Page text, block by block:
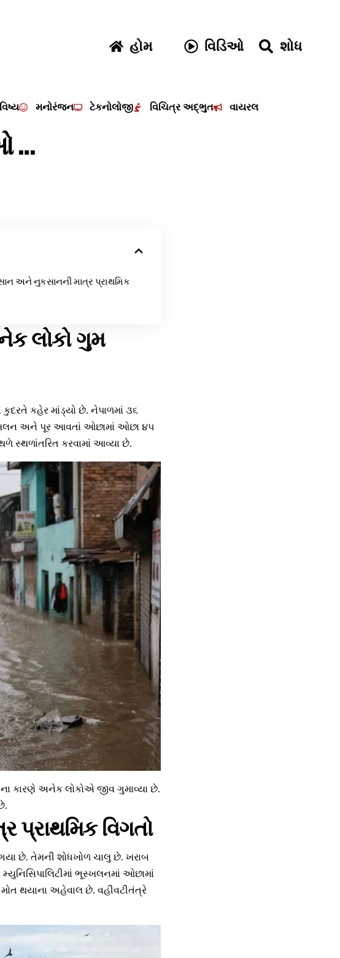
હોમ વિડિઓ શોધ
મનોરંજન ટેકનોલોજી વિચિત્ર અદ્ભુત વાયરલ
…
અને નુકસાનની માત્ર પ્રાથમિક
લોકો ગુમ
કહેર માંડ્યો છે. નેપાળમાં ૩૬
અને પૂર આવતાં ઓછામાં ઓછા ૪૫
સ્થળાંતરિત કરવામાં આવ્યા છે.
કારણે અનેક લોકોએ જીવ ગુમાવ્યા છે.
પ્રાથમિક વિગતો
છે. તેમની શોધખોળ ચાલુ છે. ખરાબ
ભૂસ્ખલનમાં ઓછામાં
થયાના અહેવાલ છે. વહીવટીતંત્રે